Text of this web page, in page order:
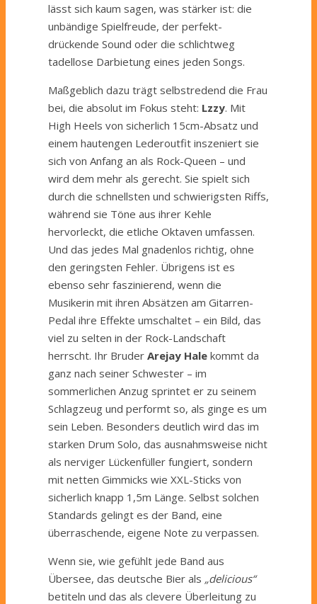
lässt sich kaum sagen, was stärker ist: die
unbändige Spielfreude, der perfekt-
drückende Sound oder die schlichtweg
tadellose Darbietung eines jeden Songs.
Maßgeblich dazu trägt selbstredend die Frau
bei, die absolut im Fokus steht: Lzzy. Mit
High Heels von sicherlich 15cm-Absatz und
einem hautengen Lederoutfit inszeniert sie
sich von Anfang an als Rock-Queen – und
wird dem mehr als gerecht. Sie spielt sich
durch die schnellsten und schwierigsten Riffs,
während sie Töne aus ihrer Kehle
hervorleckt, die etliche Oktaven umfassen.
Und das jedes Mal gnadenlos richtig, ohne
den geringsten Fehler. Übrigens ist es
ebenso sehr faszinierend, wenn die
Musikerin mit ihren Absätzen am Gitarren-
Pedal ihre Effekte umschaltet – ein Bild, das
viel zu selten in der Rock-Landschaft
herrscht. Ihr Bruder Arejay Hale kommt da
ganz nach seiner Schwester – im
sommerlichen Anzug sprintet er zu seinem
Schlagzeug und performt so, als ginge es um
sein Leben. Besonders deutlich wird das im
starken Drum Solo, das ausnahmsweise nicht
als nerviger Lückenfüller fungiert, sondern
mit netten Gimmicks wie XXL-Sticks von
sicherlich knapp 1,5m Länge. Selbst solchen
Standards gelingt es der Band, eine
überraschende, eigene Note zu verpassen.
Wenn sie, wie gefühlt jede Band aus
Übersee, das deutsche Bier als „delicious“
betiteln und das als clevere Überleitung zu